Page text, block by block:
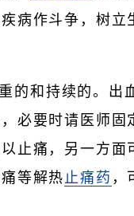
病作斗争，树立
的和持续的。出
必要时请医师固
止痛，另一方面
等解热止痛药 ，